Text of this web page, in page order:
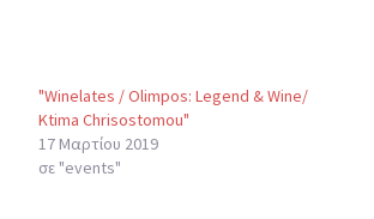
"Winelates / Olimpos: Legend & Wine/
Ktima Chrisostomou"
17 Μαρτίου 2019
σε "events"